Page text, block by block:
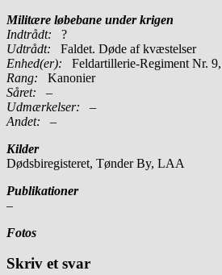
Militære løbebane under krigen
Indtrådt: ?
Udtrådt: Faldet. Døde af kvæstelser
Enhed(er):
Feldartillerie-Regiment Nr.
Rang:
Kanonier
Såret: –
Udmærkelser: –
Andet: –
Kilder
Dødsbiregisteret, Tønder By, LAA
Publikationer
–
Fotos
Skriv et svar